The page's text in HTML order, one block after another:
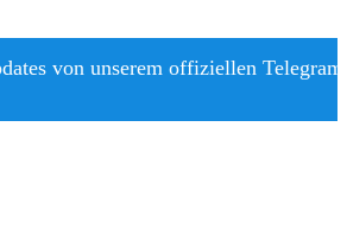
von unserem offiziellen